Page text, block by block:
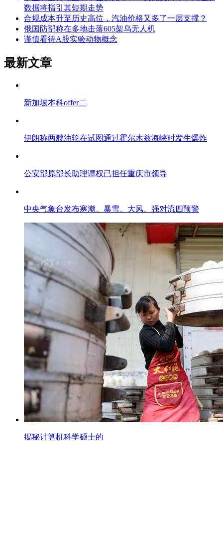
数据将指引其短期走势
合规成本升至历史高位，汽油价格又多了一层支撑？
俄国防部称在多地击落605架乌无人机
谨慎看待A股实验动物概念
最新文章
新加坡本科offer二
伊朗称两艘油轮在试图通过霍尔木兹海峡时发生爆炸
公安部原部长助理谭权已担任重庆市领导
中央气象台发布寒潮、暴雪、大风、强对流四预警